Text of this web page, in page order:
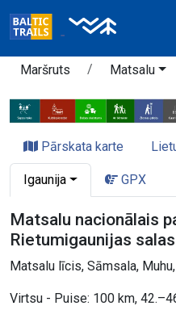
Maršruts Matsalu
Pārskata karte
Igaunija GPX
Matsalu nacionālais
Rietumigaunijas salas
Matsalu līcis, Sāmsala,
Virtsu - Puise: 100 km,